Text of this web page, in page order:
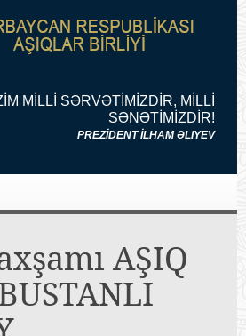
MİLLİ SƏRVƏTİMİZDİR, MİLLİ
SƏNƏTİMİZDİR!
PREZİDENT İLHAM ƏLIYEV
AŞIQ